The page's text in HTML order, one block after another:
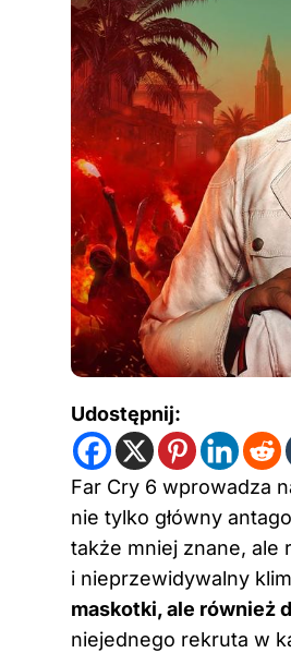
Udostępnij:
Far Cry 6 wprowadza
nie tylko główny
także mniej znane,
i nieprzewidywalny
maskotki, ale również
niejednego rekruta w